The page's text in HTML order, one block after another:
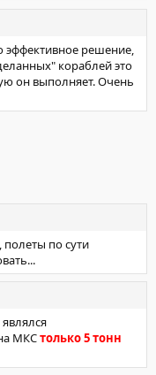
эффективное решение,
кораблей это
он выполняет. Очень
по сути
МКСтолько 5 тонн